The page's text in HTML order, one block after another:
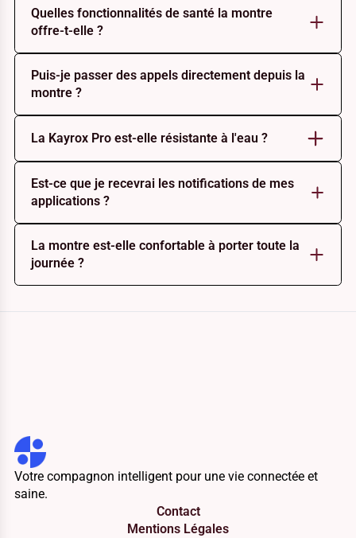
Quelles fonctionnalités de santé la montre
offre-t-elle ?
Puis-je passer des appels directement depuis la
montre ?
La Kayrox Pro est-elle résistante à l'eau ?
Est-ce que je recevrai les notifications de mes
applications ?
La montre est-elle confortable à porter toute la
journée ?
Votre compagnon intelligent pour une vie connectée et
saine.
Contact
Mentions Légales